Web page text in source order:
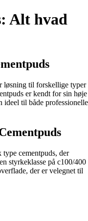
Alt hvad
løsning til forskellige typer
er kendt for sin høje
ideel til både professionelle
type cementpuds, der
styrkeklasse på c100/400
der er velegnet til